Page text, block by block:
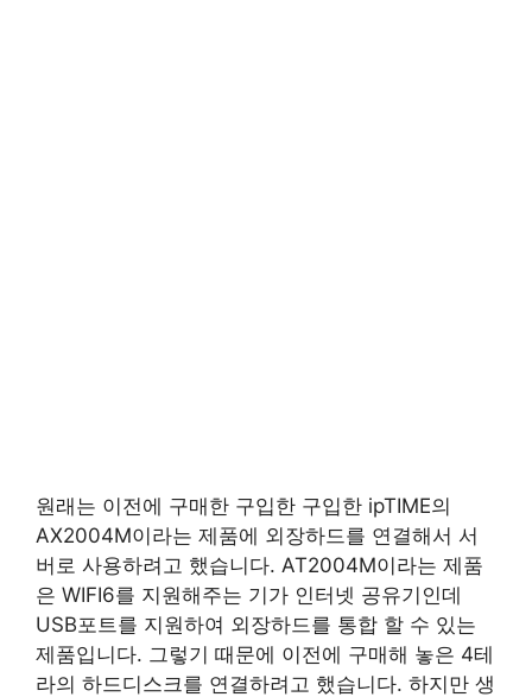
원래는 이전에 구매한 구입한 구입한 ipTIME의
AX2004M이라는 제품에 외장하드를 연결해서 서
버로 사용하려고 했습니다. AT2004M이라는 제품
은 WIFI6를 지원해주는 기가 인터넷 공유기인데
USB포트를 지원하여 외장하드를 통합 할 수 있는
제품입니다. 그렇기 때문에 이전에 구매해 놓은 4테
라의 하드디스크를 연결하려고 했습니다. 하지만 생